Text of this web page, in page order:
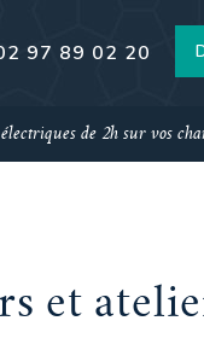
97 89 02 20
de 2h sur vos
et